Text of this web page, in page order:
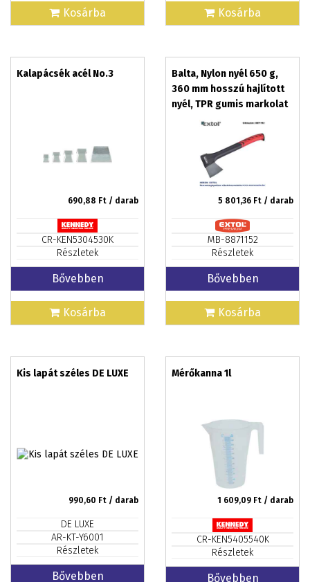
Kosárba Kosárba
Kalapácsék acél No.3
690,88 Ft / darab
CR-KEN5304530K
Részletek
Bővebben
Kosárba
Balta, Nylon nyél 650 g,
360 mm hosszú hajlított
nyél, TPR gumis markolat
5 801,36 Ft / darab
MB-8871152
Részletek
Bővebben
Kosárba
Kis lapát széles DE LUXE
990,60 Ft / darab
DE LUXE
AR-KT-Y6001
Részletek
Bővebben
Mérőkanna 1l
1 609,09 Ft / darab
CR-KEN5405540K
Részletek
Bővebben